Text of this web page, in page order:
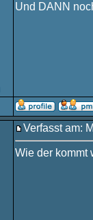
Und DANN
Verfasst am:
Wie der kommt